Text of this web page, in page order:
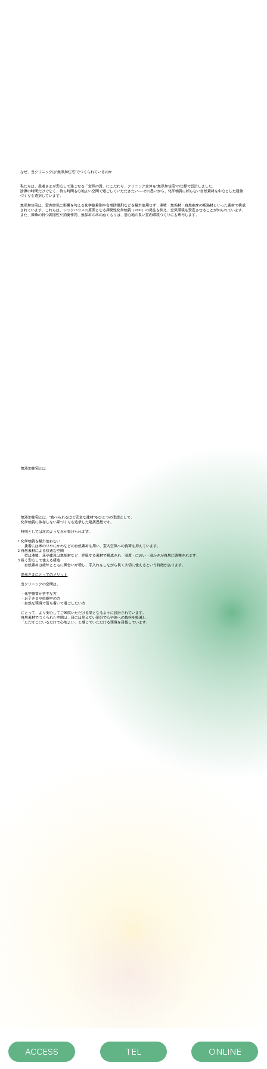
なぜ、当クリニックは“無添加住宅”でつくられているのか
私たちは、患者さまが安心して過ごせる「空気の質」にこだわり、クリニック全体を“無添加住宅”の仕様で設計しました。
診療の時間だけでなく、待ち時間も心地よい空間で過ごしていただきたい──その思いから、化学物質に頼らない自然素材を中心とした建物
づくりを選択しています。
無添加住宅は、室内空気に影響を与える化学接着剤や合成防腐剤などを極力使用せず、漆喰・無垢材・自然由来の断熱材といった素材で構成
されています。これらは、シックハウスの原因となる揮発性化学物質（VOC）の発生を抑え、空気環境を安定させることが知られています。
また、漆喰の持つ調湿性や消臭作用、無垢材の木のぬくもりは、居心地の良い室内環境づくりにも寄与します。
​無添加住宅とは
無添加住宅とは、“食べられるほど安全な建材”をひとつの理想として、
化学物質に依存しない家づくりを追求した建築思想です。
特徴としては次のような点が挙げられます。
化学物質を極力使わない
接着には米のりやにかわなどの自然素材を用い、室内空気への負荷を抑えています。
自然素材による快適な空間
壁は漆喰、床や建具は無垢材など、呼吸する素材で構成され、湿度・におい・温かさが自然に調整されます。
長く安心して使える構造
自然素材は経年とともに風合いが増し、手入れをしながら長く大切に使えるという特徴があります。
患者さまにとってのメリット
当クリニックの空間は、
・化学物質が苦手な方
・お子さまや妊娠中の方
・自然な環境で落ち着いて過ごしたい方
にとって、より安心してご来院いただける場となるように設計されています。
自然素材でつくられた空間は、目には見えない部分で心や体への負担を軽減し、
「ただそこにいるだけで心地よい」と感じていただける環境を目指しています。
ONLINE
ACCESS